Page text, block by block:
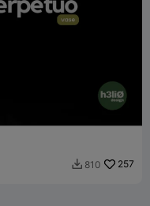
 810 257